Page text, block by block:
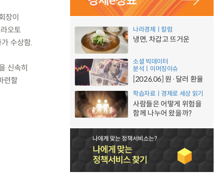
장이
오토
수상함.
신속히
련할
나라경제ㅣ칼럼
냉면, 차갑고 뜨거운
소셜 빅데이터
분석ㅣ이머징이슈
[2026.06] 원·달러 환율
학습자료ㅣ경제로 세상 읽기
사람들은 어떻게 위험을
함께 나누어 왔을까?